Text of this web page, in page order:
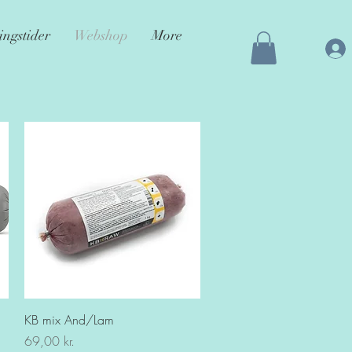
Webshop More
Hurtigvisning
KB mix And/Lam
Pris
69,00 kr.